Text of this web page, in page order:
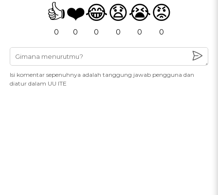
👍
0
❤️
0
😂
0
😧
0
😭
0
😡
0
Isi komentar sepenuhnya adalah tanggung jawab pengguna dan
diatur dalam UU ITE